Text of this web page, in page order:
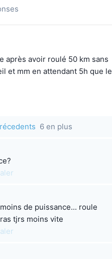
après avoir roulé 50 km sans
et mm en attendant 5h que le
6 en plus
de puissance... roule
tjrs moins vite